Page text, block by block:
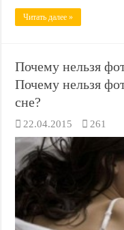
Читать далее »
Почему нельзя
Почему нельзя
сне?
22.04.2015 261